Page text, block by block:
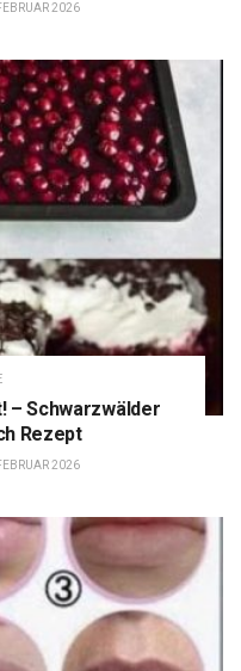
2026
– Schwarzwälder
Rezept
2026